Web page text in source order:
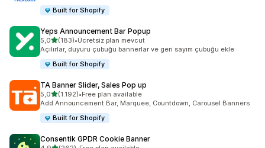
Built for Shopify
Yeps Announcement Bar Popup
5,05 yıldız üzerinden
(183)
toplam 183 değerlendirme
•Ücretsiz plan mevcut
Açılırlar, duyuru çubuğu bannerlar ve geri sayım çubuğu ekle
Built for Shopify
TA Banner Slider, Sales Pop up
5,05 yıldız üzerinden
(1.192)
toplam 1192 değerlendirme
•Free plan available
Add Announcement Bar, Marquee, Countdown, Carousel Banners
Built for Shopify
Consentik GPDR Cookie Banner